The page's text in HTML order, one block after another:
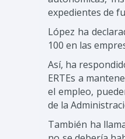
expedientes de
López ha
100 en las
Así, ha
ERTEs a
el empleo,
de la
También ha